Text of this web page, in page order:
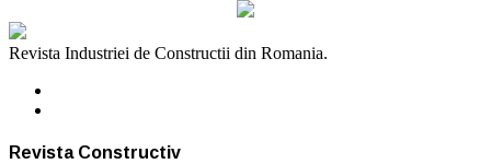
Revista Industriei de Constructii din Romania.
Revista Constructiv